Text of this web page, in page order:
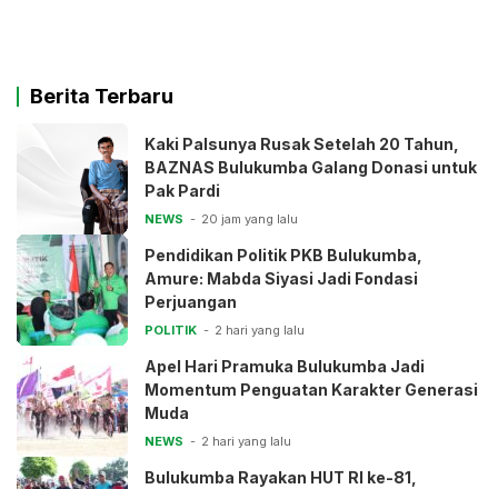
Berita Terbaru
Kaki Palsunya Rusak Setelah 20 Tahun,
BAZNAS Bulukumba Galang Donasi untuk
Pak Pardi
NEWS 20 jam yang lalu
Pendidikan Politik PKB Bulukumba,
Amure: Mabda Siyasi Jadi Fondasi
Perjuangan
POLITIK 2 hari yang lalu
Apel Hari Pramuka Bulukumba Jadi
Momentum Penguatan Karakter Generasi
Muda
NEWS 2 hari yang lalu
Bulukumba Rayakan HUT RI ke-81,